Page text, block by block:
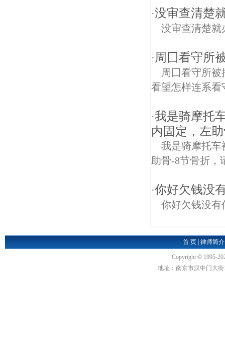
·没审查清楚
没审查清楚就
· 周囗看守所
周囗看守所
看望怎样连系看
·我是骑摩托
内固定，左
我是骑摩托车
助骨-8节骨折，
·你好欠钱没
你好欠钱没有
首 页 |律师简介
Copyright © 1995-
地址：南京市汉中门大街